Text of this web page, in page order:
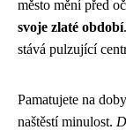
město mění před
svoje zlaté období
stává pulzující
Pamatujete na
naštěstí minulost.